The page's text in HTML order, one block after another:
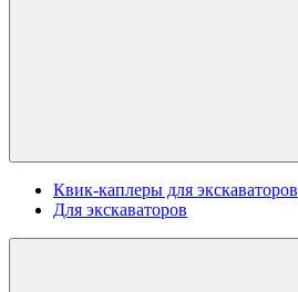
Квик-каплеры для экскаваторов
Для экскаваторов